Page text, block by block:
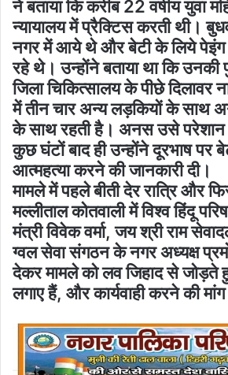
ने बताया कि करीब 22 वर्षीय युवा
न्यायालय में प्रैक्टिस करती थी।
नगर में आये थे और बेटी के लिये पेइंग
रहे थे। उन्होंने बताया था कि उनकी
जिला चिकित्सालय के पीछे दिलावर
में तीन चार अन्य लड़कियों के साथ
के साथ रहती है। अनस उसे
कुछ घंटों बाद ही उन्होंने दूरभाष पर
आत्महत्या करने की जानकारी दी।
मामले में पहले बीती देर रात्रि और
मल्लीताल कोतवाली में विश्व हिंदू
मंत्री विवेक वर्मा, जय श्री राम
ग्वल सेवा संगठन के नगर अध्यक्ष
देकर मामले को लव जिहाद से जोड़ते
लगाए हैं, और कार्यवाही करने की